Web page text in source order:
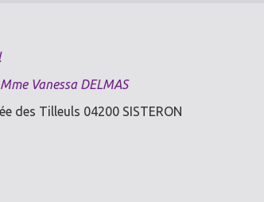
Mme Vanessa DELMAS
des Tilleuls 04200 SISTERON